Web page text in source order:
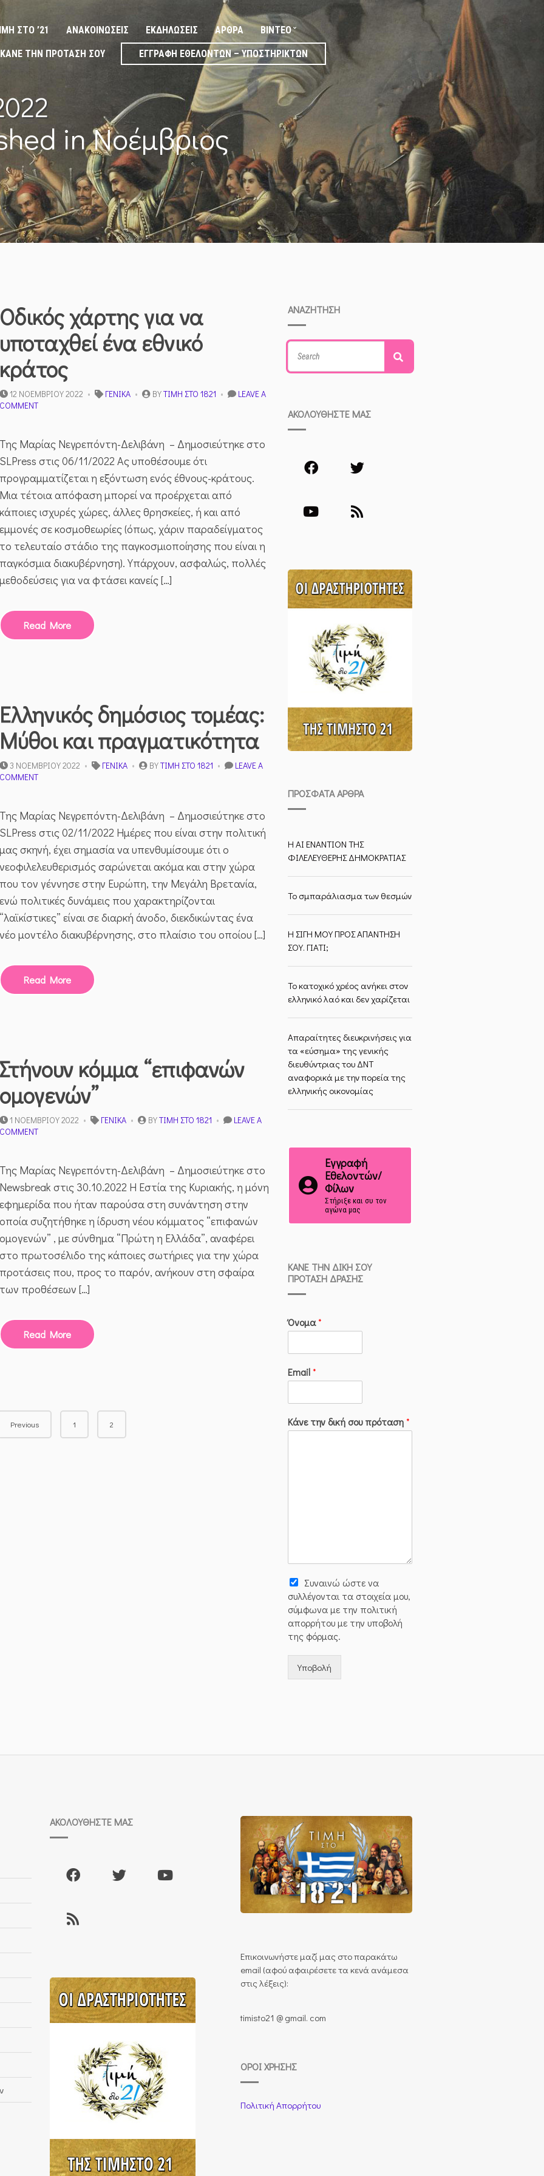
ΣΤΟ ’21 ΑΝΑΚΟΙΝΏΣΕΙΣ ΕΚΔΗΛΏΣΕΙΣ ΆΡΘΡΑ ΒΊΝΤΕΟ
ΚΆΝΕ ΤΗΝ ΠΡΌΤΑΣΉ ΣΟΥ ΕΓΓΡΑΦΉ ΕΘΕΛΟΝΤΏΝ – ΥΠΟΣΤΗΡΙΚΤΏΝ
in Νοέμβριος
Οδικός χάρτης για να
υποταχθεί ένα εθνικό
κράτος
12 ΝΟΕΜΒΡΊΟΥ 2022 ΓΕΝΙΚΆ BYΤΙΜΉ ΣΤΟ 1821
LEAVE A
COMMENTON
ΓΙΑ
ΝΑ
ΥΠΟΤΑΧΘΕΊ
ΈΝΑ
ΕΘΝΙΚΌ
ΚΡΆΤΟΣ
Της Μαρίας Νεγρεπόντη-Δελιβάνη – Δημοσιεύτηκε στο
SLPress στις 06/11/2022 Ας υποθέσουμε ότι
προγραμματίζεται η εξόντωση ενός έθνους-κράτους.
Μια τέτοια απόφαση μπορεί να προέρχεται από
κάποιες ισχυρές χώρες, άλλες θρησκείες, ή και από
εμμονές σε κοσμοθεωρίες (όπως, χάριν παραδείγματος
το τελευταίο στάδιο της παγκοσμιοποίησης που είναι η
παγκόσμια διακυβέρνηση). Υπάρχουν, ασφαλώς, πολλές
μεθοδεύσεις για να φτάσει κανείς […]
Read More
Ελληνικός δημόσιος τομέας:
Μύθοι και πραγματικότητα
3 ΝΟΕΜΒΡΊΟΥ 2022 ΓΕΝΙΚΆ BYΤΙΜΉ ΣΤΟ 1821
LEAVE A
COMMENTON
ΤΟΜΈΑΣ:
ΜΎΘΟΙ
ΚΑΙ
ΠΡΑΓΜΑΤΙΚΌΤΗΤΑ
Της Μαρίας Νεγρεπόντη-Δελιβάνη – Δημοσιεύτηκε στο
SLPress στις 02/11/2022 Ημέρες που είναι στην πολιτική
μας σκηνή, έχει σημασία να υπενθυμίσουμε ότι ο
νεοφιλελευθερισμός σαρώνεται ακόμα και στην χώρα
που τον γέννησε στην Ευρώπη, την Μεγάλη Βρετανία,
ενώ πολιτικές δυνάμεις που χαρακτηρίζονται
“λαϊκίστικες” είναι σε διαρκή άνοδο, διεκδικώντας ένα
νέο μοντέλο διακυβέρνησης, στο πλαίσιο του οποίου […]
Read More
Στήνουν κόμμα “επιφανών
ομογενών”
1 ΝΟΕΜΒΡΊΟΥ 2022 ΓΕΝΙΚΆ BYΤΙΜΉ ΣΤΟ 1821
LEAVE A
COMMENTON
“ΕΠΙΦΑΝΏΝ
ΟΜΟΓΕΝΏΝ”
Της Μαρίας Νεγρεπόντη-Δελιβάνη – Δημοσιεύτηκε στο
Newsbreak στις 30.10.2022 Η Εστία της Κυριακής, η μόνη
εφημερίδα που ήταν παρούσα στη συνάντηση στην
οποία συζητήθηκε η ίδρυση νέου κόμματος “επιφανών
ομογενών” , με σύνθημα “Πρώτη η Ελλάδα”, αναφέρει
στο πρωτοσέλιδο της κάποιες σωτήριες για την χώρα
προτάσεις που, προς το παρόν, ανήκουν στη σφαίρα
των προθέσεων […]
Read More
Previous 1 2
ΑΝΑΖΗΤΗΣΗ
Search
for:
ΑΚΟΛΟΥΘΗΣΤΕ ΜΑΣ
ΠΡΌΣΦΑΤΑ ΆΡΘΡΑ
Η ΑΙ ΕΝΑΝΤΙΟΝ ΤΗΣ
ΦΙΛΕΛΕΥΘΕΡΗΣ ΔΗΜΟΚΡΑΤΙΑΣ
Το σμπαράλιασμα των θεσμών
Η ΣΙΓΗ ΜΟΥ ΠΡΟΣ ΑΠΑΝΤΗΣΗ
ΣΟΥ. ΓΙΑΤΙ;
Το κατοχικό χρέος ανήκει στον
ελληνικό λαό και δεν χαρίζεται
Απαραίτητες διευκρινήσεις για
τα «εύσημα» της γενικής
διευθύντριας του ΔΝΤ
αναφορικά με την πορεία της
ελληνικής οικονομίας
Εγγραφή
Εθελοντών/
Φίλων
Στήριξε και συ τον
αγώνα μας
ΚΆΝΕ ΤΗΝ ΔΙΚΉ ΣΟΥ
ΠΡΌΤΑΣΗ ΔΡΆΣΗΣ
Όνομα*
Email*
Κάνε την δική σου πρόταση*
Συναινώ ώστε να
συλλέγoνται τα στοιχεία μου,
σύμφωνα με την πολιτική
απορρήτου με την υποβολή
της φόρμας.
Υποβολή
ΑΚΟΛΟΥΘΉΣΤΕ ΜΑΣ
Επικοινωνήστε μαζί μας στο παρακάτω
email (αφού αφαιρέσετε τα κενά ανάμεσα
στις λέξεις):
timisto21 @ gmail. com
ΌΡΟΙ ΧΡΉΣΗΣ
Πολιτική Απορρήτου